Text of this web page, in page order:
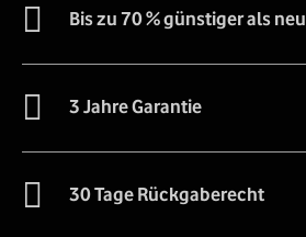
Bis zu 70 % günstiger als neu
3 Jahre Garantie
30 Tage Rückgaberecht